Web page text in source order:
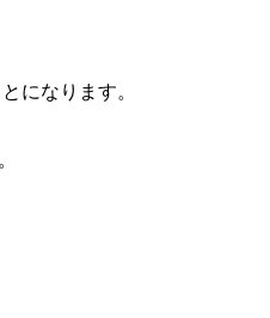
になります。